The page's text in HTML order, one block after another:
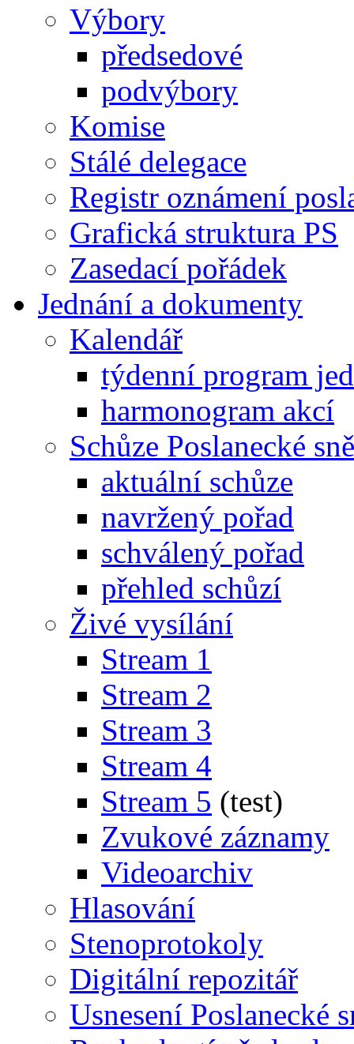
Výbory
předsedové
podvýbory
Komise
Stálé delegace
Registr oznámení
Grafická struktura PS
Zasedací pořádek
Jednání a dokumenty
Kalendář
týdenní program
harmonogram akcí
Schůze Poslanecké
aktuální schůze
navržený pořad
schválený pořad
přehled schůzí
Živé vysílání
Stream 1
Stream 2
Stream 3
Stream 4
Stream 5 (test)
Zvukové záznamy
Videoarchiv
Hlasování
Stenoprotokoly
Digitální repozitář
Usnesení Poslanecké